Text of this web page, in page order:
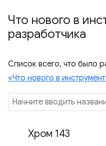
Что нового в
разработчика
Список всего, что было
«Что нового в
Хром 143